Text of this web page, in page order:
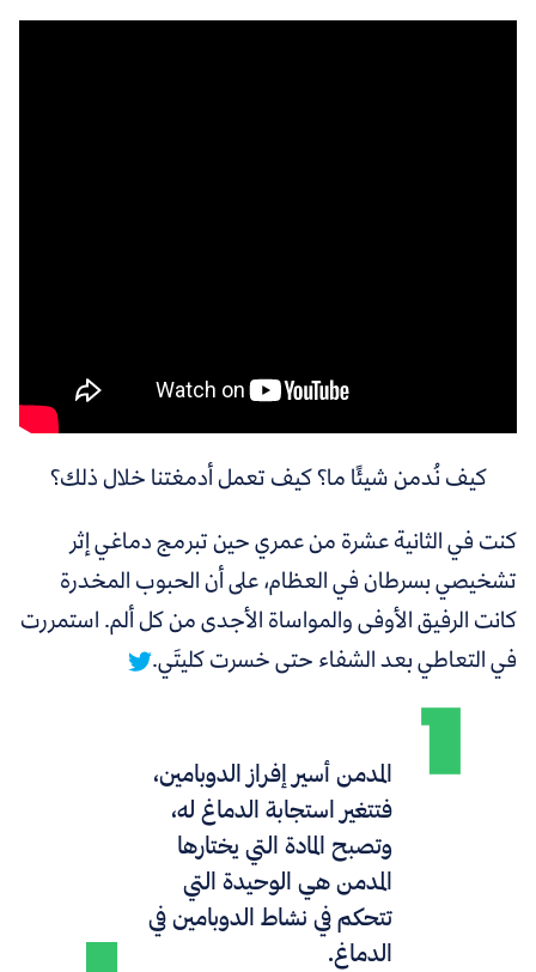
كيف نُدمن شيئًا ما؟ كيف تعمل أدمغتنا خلال ذلك؟
كنت في الثانية عشرة من عمري حين تبرمج دماغيإثر
تشخيصي بسرطان في العظام، على أن الحبوب المخدرة
كانت الرفيق الأوفى والمواساة الأجدى من كل ألم. استمررت
في التعاطي بعد الشفاء حتى خسرت كليتَي.
المدمن أسير إفراز الدوبامين،
فتتغير استجابة الدماغ له،
وتصبح المادة التي يختارها
المدمن هي الوحيدة التي
تتحكم في نشاط الدوبامين في
الدماغ.